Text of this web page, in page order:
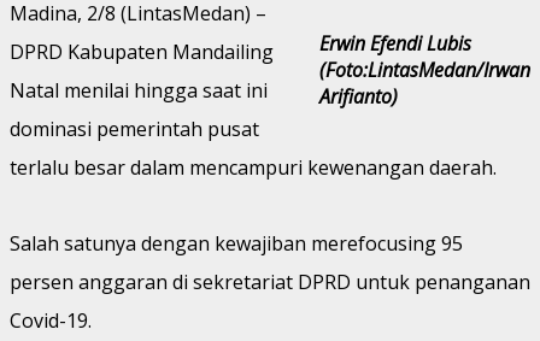
Erwin Efendi Lubis
(Foto:LintasMedan/Irwan
Arifianto)
Madina, 2/8 (LintasMedan) –
DPRD Kabupaten Mandailing
Natal menilai hingga saat ini
dominasi pemerintah pusat
terlalu besar dalam mencampuri kewenangan daerah.
Salah satunya dengan kewajiban merefocusing 95
persen anggaran di sekretariat DPRD untuk penanganan
Covid-19.